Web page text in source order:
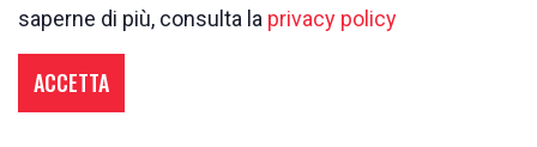
saperne di più, consulta la privacy policy
ACCETTA